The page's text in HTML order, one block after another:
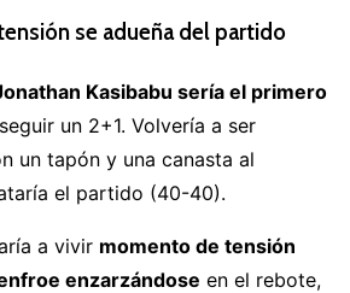
(@BFuenlabrada)
May 24,
se adueña del partido
Kasibabu sería el primero
un 2+1. Volvería a ser
un tapón y una canasta al
el partido (40-40).
a vivir momento de tensión
enzarzándose en el rebote,